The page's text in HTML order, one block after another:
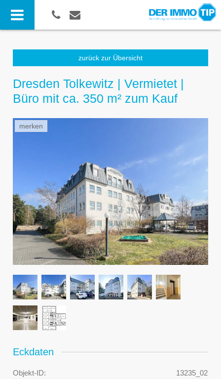
zurück zur Übersicht
Dresden Tolkewitz | Vermietet |
Büro mit ca. 350 m² zum Kauf
merken
Eckdaten
Objekt-ID:
13235_02